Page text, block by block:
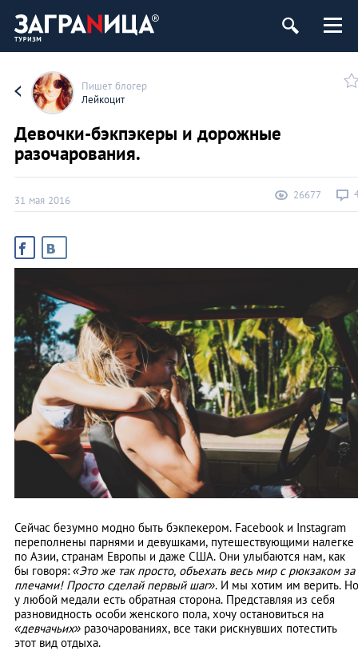
Пишет блогер
Лейкоцит
Девочки-бэкпэкеры и дорожные
разочарования.
31 мая 2016 26677
Сейчас безумно модно быть бэкпекером. Facebook и Instagram
переполнены парнями и девушками, путешествующими налегке
по Азии, странам Европы и даже США. Они улыбаются нам, как
бы говоря: «Это же так просто, объехать весь мир с рюкзаком за
плечами! Просто сделай первый шаг». И мы хотим им верить. Но
у любой медали есть обратная сторона. Представляя из себя
разновидность особи женского пола, хочу остановиться на
«девчачьих» разочарованиях, все таки рискнувших потестить
этот вид отдыха.